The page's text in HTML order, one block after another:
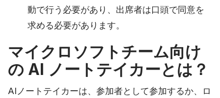
動で行う必要があり、出席者は口頭で同意を
求める必要があります。
マイクロソフトチーム向け
の AI ノートテイカーとは？
AIノートテイカーは、参加者として参加するか、ロ